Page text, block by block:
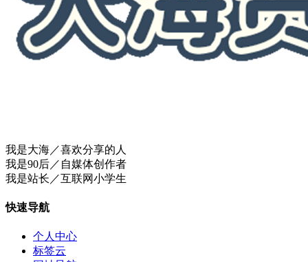
我是大海／喜欢分享的人
我是90后／自媒体创作者
我是站长／互联网小学生
快速导航
个人中心
标签云